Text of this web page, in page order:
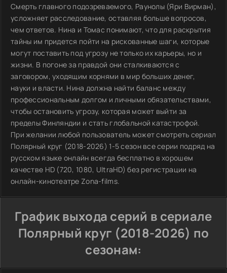
Смерть главного подозреваемого, Раунолы (Яри Вирман),
усложняет расследование, оставляя больше вопросов,
чем ответов. Нина и Томас понимают, что для раскрытия
тайны им придется пойти на рискованные шаги, которые
могут поставить под угрозу не только их карьеры, но и
жизни. В погоне за правдой они сталкиваются с
заговором, уходящим корнями в мир больших денег,
науки и власти. Нина должна найти баланс между
профессиональным долгом и личными обязательствами,
чтобы остановить угрозу, которая может выйти за
пределы Финляндии и стать глобальной катастрофой.
При желании любой пользователь может смотреть сериал
Полярный круг (2018-2026) 1-5 сезон все серии подряд на
русском языке онлайн всегда бесплатно в хорошем
качестве HD (720, 1080, UltraHD) без регистрации на
онлайн-кинотеатре Zona-films.
График выхода серий в сериале
Полярный круг (2018-2026) по
сезонам: